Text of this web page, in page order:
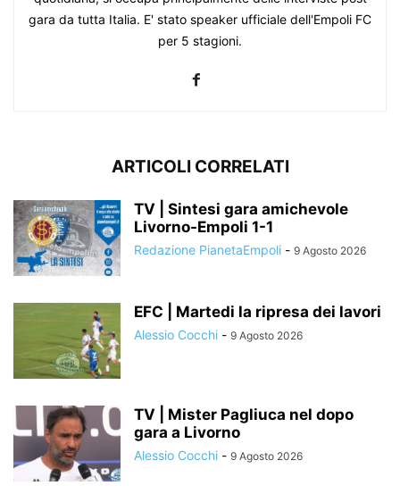
gara da tutta Italia. E' stato speaker ufficiale dell'Empoli FC
per 5 stagioni.
ARTICOLI CORRELATI
TV | Sintesi gara amichevole
Livorno-Empoli 1-1
Redazione PianetaEmpoli - 9 Agosto 2026
EFC | Martedi la ripresa dei lavori
Alessio Cocchi - 9 Agosto 2026
TV | Mister Pagliuca nel dopo
gara a Livorno
Alessio Cocchi - 9 Agosto 2026